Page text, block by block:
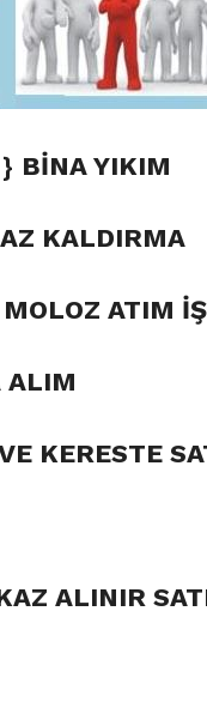
} BİNA YIKIM
KALDIRMA
ATIM
ALIM
KERESTE
ALINIR